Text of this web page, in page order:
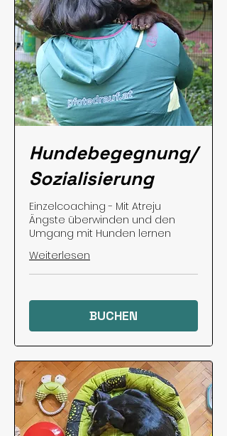
Hundebegegnung/
Sozialisierung
Einzelcoaching - Mit Atreju
Ängste überwinden und den
Umgang mit Hunden lernen
Weiterlesen
BUCHEN